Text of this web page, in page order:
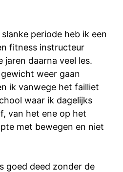
periode heb ik een
fitness instructeur
jaren daarna veel les.
weer gaan
ik vanwege het failliet
waar ik dagelijks
van het ene op het
met bewegen en niet
goed deed zonder de